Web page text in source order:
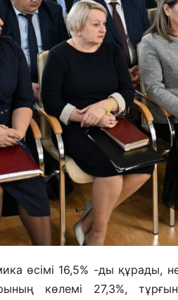
өсімі 16,5% -ды құрады,
көлемі 27,3%,